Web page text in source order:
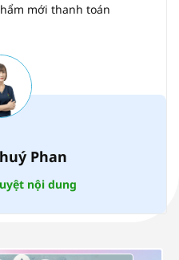
mới thanh toán
Phan
nội dung